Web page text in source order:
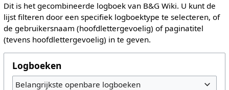
Dit is het gecombineerde logboek van B&G Wiki. U kunt de
lijst filteren door een specifiek logboektype te selecteren, of
de gebruikersnaam (hoofdlettergevoelig) of paginatitel
(tevens hoofdlettergevoelig) in te geven.
Logboeken
Belangrijkste openbare logboeken